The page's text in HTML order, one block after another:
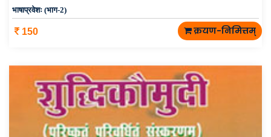
भाषाप्रवेशः (भाग-2)
150 क्रयण-निमित्तम्